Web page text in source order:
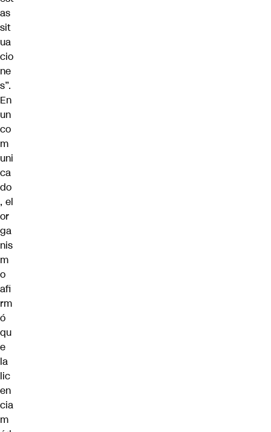
as
sit
ua
cio
ne
s”.
En
un
co
m
uni
ca
do
, el
or
ga
nis
m
o
afi
rm
ó
qu
e
la
lic
en
cia
m